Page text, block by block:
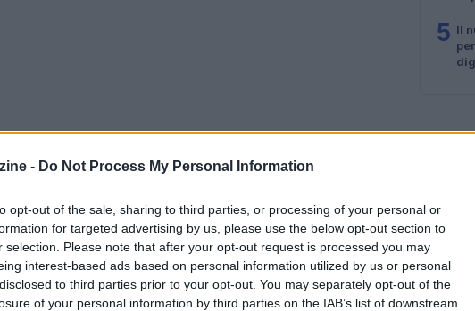
- Do Not Process My Personal Information
opt-out of the sale, sharing to third parties, or processing of your personal or
for targeted advertising by us, please use the below opt-out section to
selection. Please note that after your opt-out request is processed you may
interest-based ads based on personal information utilized by us or personal
to third parties prior to your opt-out. You may separately opt-out of the
of your personal information by third parties on the IAB’s list of downstream
in Africa
5 Il